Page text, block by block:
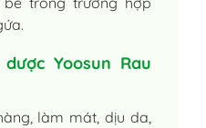
Yoosun Rau
làm mát, dịu da,